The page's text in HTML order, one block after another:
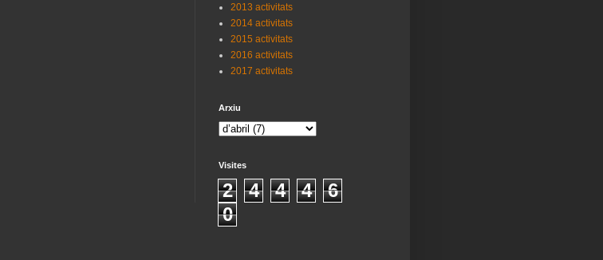
2013 activitats
2014 activitats
2015 activitats
2016 activitats
2017 activitats
Arxiu
Visites
2 4 4 4
6
0